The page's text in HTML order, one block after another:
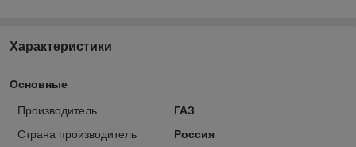
Характеристики
Основные
Производитель
ГАЗ
Страна производитель
Россия